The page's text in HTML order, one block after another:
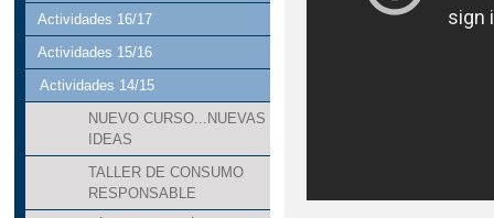
Actividades 16/17
Actividades 15/16
Actividades 14/15
NUEVO CURSO...NUEVAS
IDEAS
TALLER DE CONSUMO
RESPONSABLE